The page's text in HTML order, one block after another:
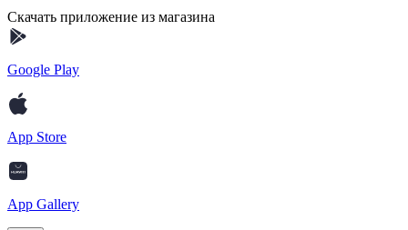
Скачать приложение из магазина
Google Play
App Store
App Gallery